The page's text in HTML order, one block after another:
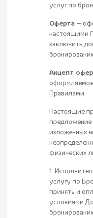
услуг по
Оферта —
настоящими
заключить
Акцепт
Правилами.
Настоящие
изложенных
физических
1.
услугу по
принять и
условиями